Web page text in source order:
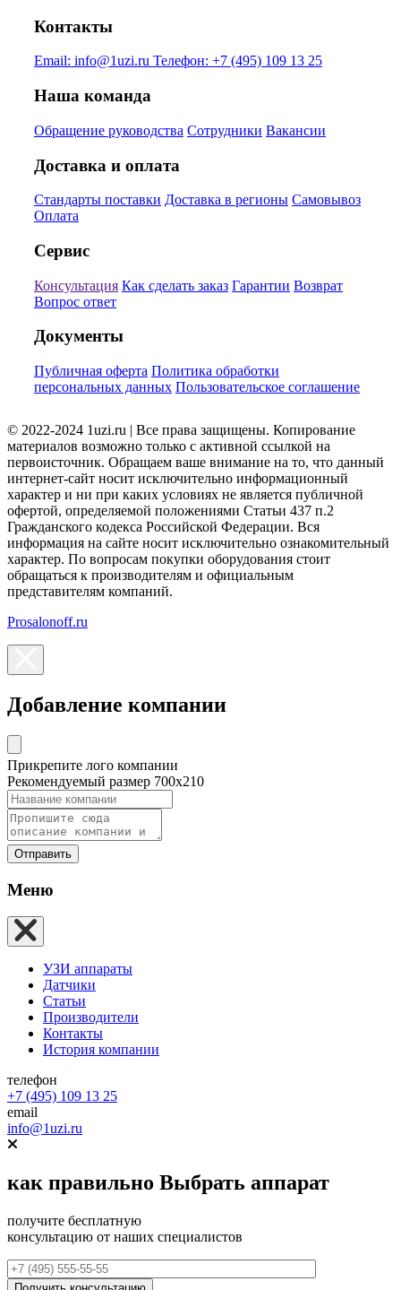
Контакты
Email: info@1uzi.ru Телефон: +7 (495) 109 13 25
Наша команда
Обращение руководства Сотрудники Вакансии
Доставка и оплата
Стандарты поставки Доставка в регионы Самовывоз
Оплата
Сервис
Консультация Как сделать заказ Гарантии Возврат
Вопрос ответ
Документы
Публичная оферта Политика обработки
персональных данных Пользовательское соглашение
© 2022-2024 1uzi.ru | Все права защищены. Копирование
материалов возможно только с активной ссылкой на
первоисточник. Обращаем ваше внимание на то, что данный
интернет-сайт носит исключительно информационный
характер и ни при каких условиях не является публичной
офертой, определяемой положениями Статьи 437 п.2
Гражданского кодекса Российской Федерации. Вся
информация на сайте носит исключительно ознакомительный
характер. По вопросам покупки оборудования стоит
обращаться к производителям и официальным
представителям компаний.
Prosalonoff.ru
Добавление компании
Прикрепите лого компании
Рекомендуемый размер 700х210
Отправить
Меню
УЗИ аппараты
Датчики
Статьи
Производители
Контакты
История компании
телефон
+7 (495) 109 13 25
email
info@1uzi.ru
как правильно Выбрать аппарат
получите бесплатную
консультацию от наших специалистов